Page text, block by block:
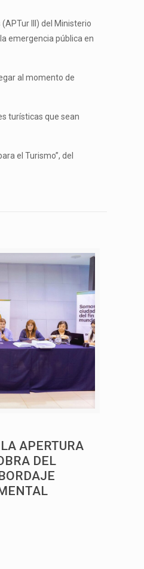
III) del Ministerio
emergencia pública en
al momento de
turísticas que sean
el Turismo”, del
APERTURA
DEL